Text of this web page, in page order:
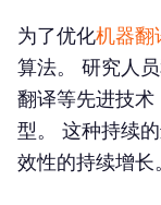
为了优化机器翻
算法。 研究人
翻译等先进技术
型。 这种持续
效性的持续增长